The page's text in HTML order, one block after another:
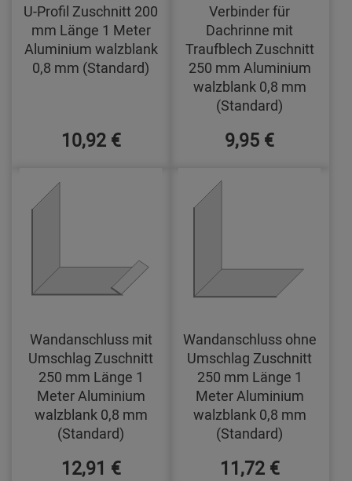
U-Profil Zuschnitt 200
mm Länge 1 Meter
Aluminium walzblank
0,8 mm (Standard)
10,92 €
Verbinder für
Dachrinne mit
Traufblech Zuschnitt
250 mm Aluminium
walzblank 0,8 mm
(Standard)
9,95 €
Wandanschluss mit
Umschlag Zuschnitt
250 mm Länge 1
Meter Aluminium
walzblank 0,8 mm
(Standard)
12,91 €
Wandanschluss ohne
Umschlag Zuschnitt
250 mm Länge 1
Meter Aluminium
walzblank 0,8 mm
(Standard)
11,72 €